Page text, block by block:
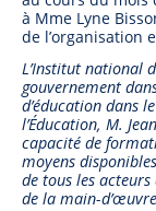
à Mme Lyne
de l’organisation
L’Institut national
gouvernement
d’éducation dans
l’Éducation, M.
capacité de
moyens
de tous les
de la main-